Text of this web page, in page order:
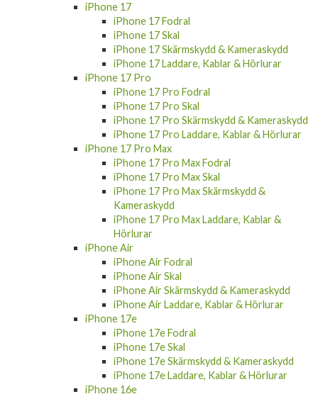
iPhone 17
iPhone 17 Fodral
iPhone 17 Skal
iPhone 17 Skärmskydd & Kameraskydd
iPhone 17 Laddare, Kablar & Hörlurar
iPhone 17 Pro
iPhone 17 Pro Fodral
iPhone 17 Pro Skal
iPhone 17 Pro Skärmskydd & Kameraskydd
iPhone 17 Pro Laddare, Kablar & Hörlurar
iPhone 17 Pro Max
iPhone 17 Pro Max Fodral
iPhone 17 Pro Max Skal
iPhone 17 Pro Max Skärmskydd &
Kameraskydd
iPhone 17 Pro Max Laddare, Kablar &
Hörlurar
iPhone Air
iPhone Air Fodral
iPhone Air Skal
iPhone Air Skärmskydd & Kameraskydd
iPhone Air Laddare, Kablar & Hörlurar
iPhone 17e
iPhone 17e Fodral
iPhone 17e Skal
iPhone 17e Skärmskydd & Kameraskydd
iPhone 17e Laddare, Kablar & Hörlurar
iPhone 16e